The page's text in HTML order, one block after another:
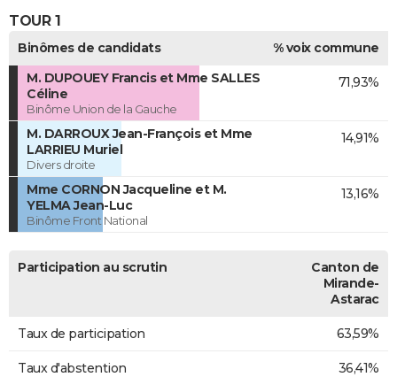
TOUR 1
Binômes de candidats
% voix commune
M. DUPOUEY Francis et Mme SALLES
Céline
Binôme Union de la Gauche
71,93%
M. DARROUX Jean-François et Mme
LARRIEU Muriel
Divers droite
14,91%
Mme CORNON Jacqueline et M.
YELMA Jean-Luc
Binôme Front National
13,16%
Participation au scrutin
Canton de
Mirande-
Astarac
Taux de participation 63,59%
Taux d'abstention 36,41%